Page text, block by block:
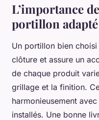
L’importance
portillon adapté
Un portillon bien
clôture et assure un
de chaque produit
grillage et la finition.
harmonieusement
installés. Une bonne